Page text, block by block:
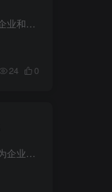
在如今的数字时代，网络安全已经成为每个企业和个人都必须重视的关键问题。随着技术的进步，网络攻击的手段也变得越来越复杂和隐蔽，因此，网络安全意识培训显得尤为重要。了解网络安全的基本知...
24 0
在当今数字化的商业世界中，网络安全已成为企业不可忽视的关键因素。随着网络攻击的频率和复杂性不断增加，企业必须采取有效的措施来保护其数据和系统免受潜在威胁。本文将讨论企业实施网络安全...